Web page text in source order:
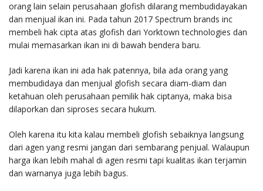
orang lain selain perusahaan glofish dilarang membudidayakan
dan menjual ikan ini. Pada tahun 2017 Spectrum brands inc
membeli hak cipta atas glofish dari Yorktown technologies dan
mulai memasarkan ikan ini di bawah bendera baru.
Jadi karena ikan ini ada hak patennya, bila ada orang yang
membudidaya dan menjual glofish secara diam-diam dan
ketahuan oleh perusahaan pemilik hak ciptanya, maka bisa
dilaporkan dan siproses secara hukum.
Oleh karena itu kita kalau membeli glofish sebaiknya langsung
dari agen yang resmi jangan dari sembarang penjual. Walaupun
harga ikan lebih mahal di agen resmi tapi kualitas ikan terjamin
dan warnanya juga lebih bagus.